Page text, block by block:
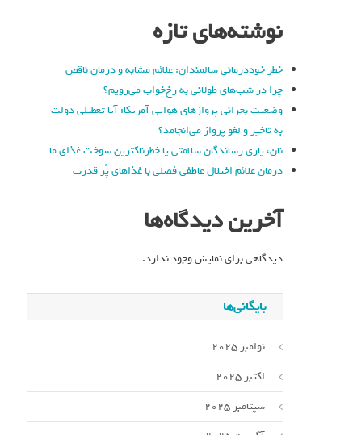
نوشته‌های تازه
خطر خوددرمانی سالمندان: علائم مشابه و درمان ناقص
چرا در شب‌های طولانی به رخ‌خواب می‌رویم؟
وضعیت بحرانی پروازهای هوایی آمریکا: آیا تعطیلی دولت
به تاخیر و لغو پرواز می‌انجامد؟
نان، یاری رساندگان سلامتی یا خطرناکترین سوخت غذای ما
درمان علائم اختلال عاطفی فصلی با غذاهای پُر قدرت
آخرین دیدگاه‌ها
دیدگاهی برای نمایش وجود ندارد.
بایگانی‌ها
نوامبر 2025
اکتبر 2025
سپتامبر 2025